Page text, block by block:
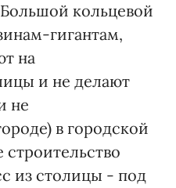
кольцевой
гигантам,
на
и не делают
не
в городской
из столицы - под